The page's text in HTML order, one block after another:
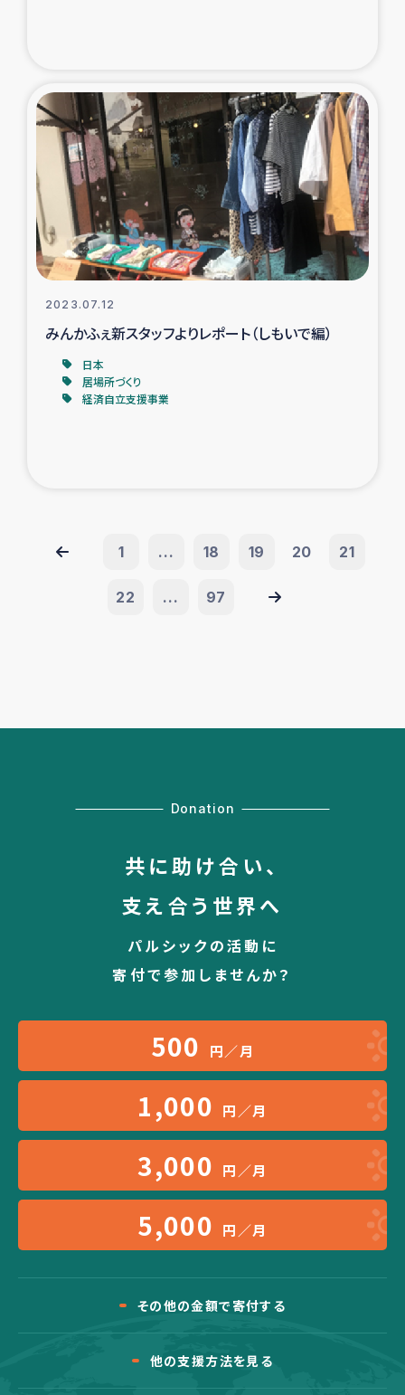
2023.07.12
みんかふぇ新スタッフよりレポート（しもいで編）
日本
居場所づくり
経済自立支援事業
1 ... 18 19 20 21
22 ... 97
Donation
共に助け合い、
支え合う世界へ
パルシックの活動に
寄付で参加しませんか？
500 円／月
1,000 円／月
3,000 円／月
5,000 円／月
その他の金額で寄付する
他の支援方法を見る